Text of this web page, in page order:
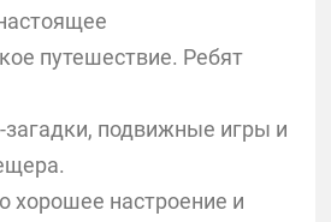
путешествие. Ребят
подвижные игры и
хорошее настроение и